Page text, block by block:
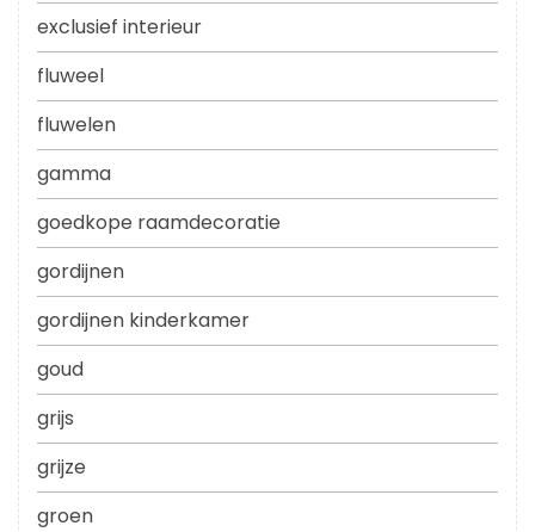
exclusief interieur
fluweel
fluwelen
gamma
goedkope raamdecoratie
gordijnen
gordijnen kinderkamer
goud
grijs
grijze
groen